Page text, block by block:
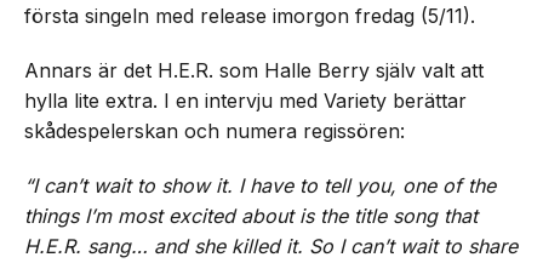
första singeln med release imorgon fredag (5/11).
Annars är det H.E.R. som Halle Berry själv valt att
hylla lite extra. I en intervju med Variety berättar
skådespelerskan och numera regissören:
“I can’t wait to show it. I have to tell you, one of the
things I’m most excited about is the title song that
H.E.R. sang… and she killed it. So I can’t wait to share